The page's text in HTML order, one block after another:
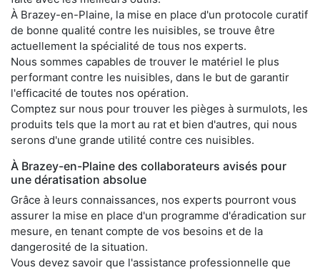
À Brazey-en-Plaine, la mise en place d'un protocole curatif
de bonne qualité contre les nuisibles, se trouve être
actuellement la spécialité de tous nos experts.
Nous sommes capables de trouver le matériel le plus
performant contre les nuisibles, dans le but de garantir
l'efficacité de toutes nos opération.
Comptez sur nous pour trouver les pièges à surmulots, les
produits tels que la mort au rat et bien d'autres, qui nous
serons d'une grande utilité contre ces nuisibles.
À Brazey-en-Plaine des collaborateurs avisés pour
une dératisation absolue
Grâce à leurs connaissances, nos experts pourront vous
assurer la mise en place d'un programme d'éradication sur
mesure, en tenant compte de vos besoins et de la
dangerosité de la situation.
Vous devez savoir que l'assistance professionnelle que